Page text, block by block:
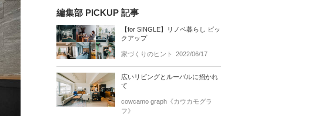
編集部 PICKUP 記事
【for SINGLE】リノベ暮らし ピッ
クアップ
家づくりのヒント 2022/06/17
広いリビングとルーバルに招かれ
て
cowcamo graph《カウカモグラ
フ》